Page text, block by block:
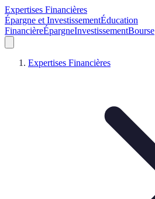
Expertises Financières
Épargne et InvestissementÉducation
FinancièreÉpargneInvestissementBourse
Expertises Financières